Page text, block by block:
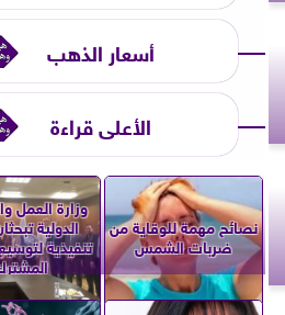
أسعار الذهب
الأعلى قراءة
نصائح مهمة للوقاية من
ضربات الشمس
وزارة العمل
الدولية
تنفيذية